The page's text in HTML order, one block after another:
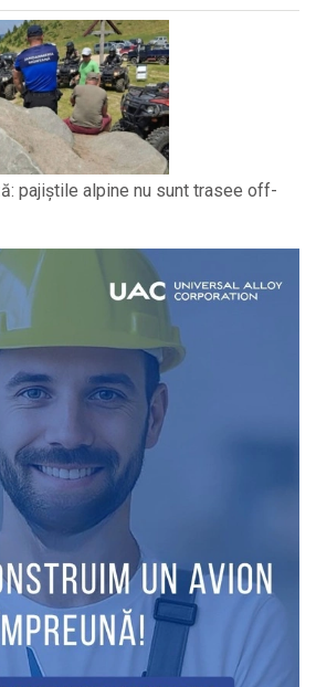
pajiștile alpine nu sunt trasee off-